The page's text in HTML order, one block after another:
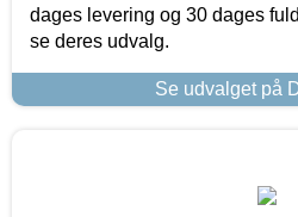
dages levering og 30 dages
se deres udvalg.
Se udvalget på